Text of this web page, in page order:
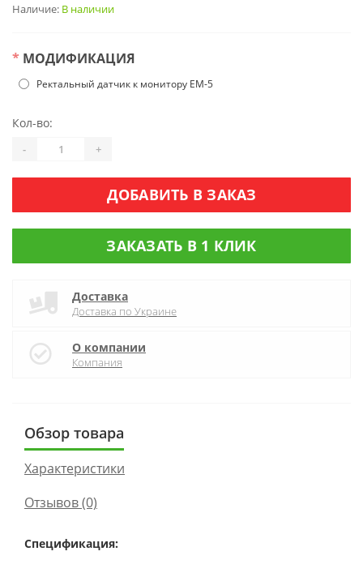
Наличие: В наличии
* МОДИФИКАЦИЯ
Ректальный датчик к монитору ЕМ-5
Кол-во:
- +
ДОБАВИТЬ В ЗАКАЗ
ЗАКАЗАТЬ В 1 КЛИК
Доставка
Доставка по Украине
О компании
Компания
Обзор товара
Характеристики
Отзывов (0)
Спецификация: